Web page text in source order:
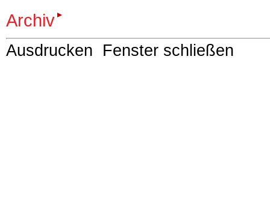
Archiv
Ausdrucken Fenster schließen